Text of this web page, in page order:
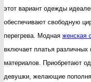
этот вариант одежды
обеспечивают свободную
перегрева. Модная женская
включает платья
материалов. Приобретают
девушки, желающие